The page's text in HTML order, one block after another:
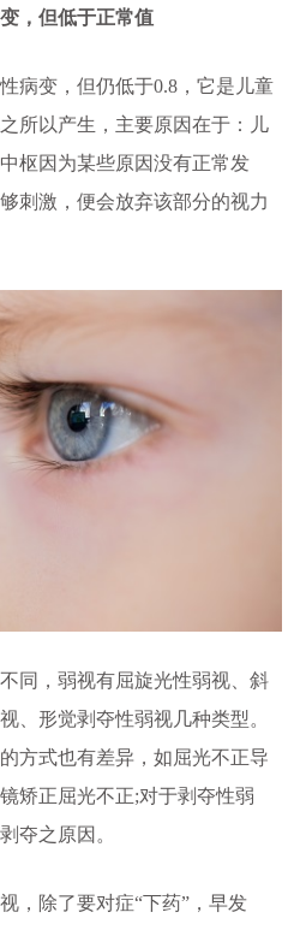
，但低于正常值
变，但仍低于0.8，它是儿童
所以产生，主要原因在于：儿
枢因为某些原因没有正常发
刺激，便会放弃该部分的视力
同，弱视有屈旋光性弱视、斜
、形觉剥夺性弱视几种类型。
方式也有差异，如屈光不正导
矫正屈光不正;对于剥夺性弱
夺之原因。
除了要对症“下药”，早发